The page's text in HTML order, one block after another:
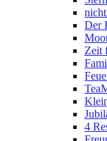
Der
Zeit
4